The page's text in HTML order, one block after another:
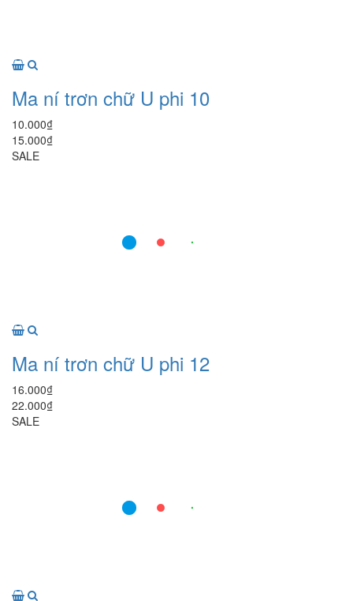
Ma ní trơn chữ U phi 10
10.000₫
15.000₫
SALE
Ma ní trơn chữ U phi 12
16.000₫
22.000₫
SALE